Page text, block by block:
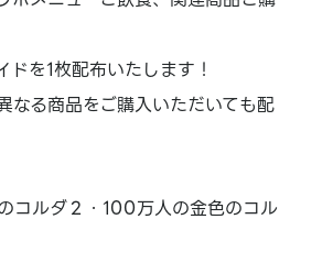
ドを1枚配布いたします！
なる商品をご購入いただいても配
コルダ２・100万人の金色のコル